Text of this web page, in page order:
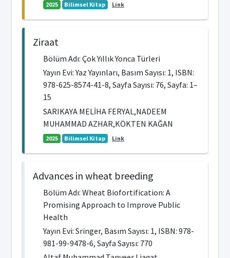
2025 Bilimsel Kitap Link
Ziraat
Bölüm Adı: Çok Yıllık Yonca Türleri
Yayın Evi: Yaz Yayınları, Basım Sayısı: 1, ISBN:
978-625-8574-41-8, Sayfa Sayısı: 76, Sayfa: 1–
15
SARIKAYA MELİHA FERYAL,NADEEM
MUHAMMAD AZHAR,KÖKTEN KAĞAN
2025 Bilimsel Kitap Link
Advances in wheat breeding
Bölüm Adı: Wheat Biofortification: A
Promising Approach to Improve Public
Health
Yayın Evi: Sringer, Basım Sayısı: 1, ISBN: 978-
981-99-9478-6, Sayfa Sayısı: 770